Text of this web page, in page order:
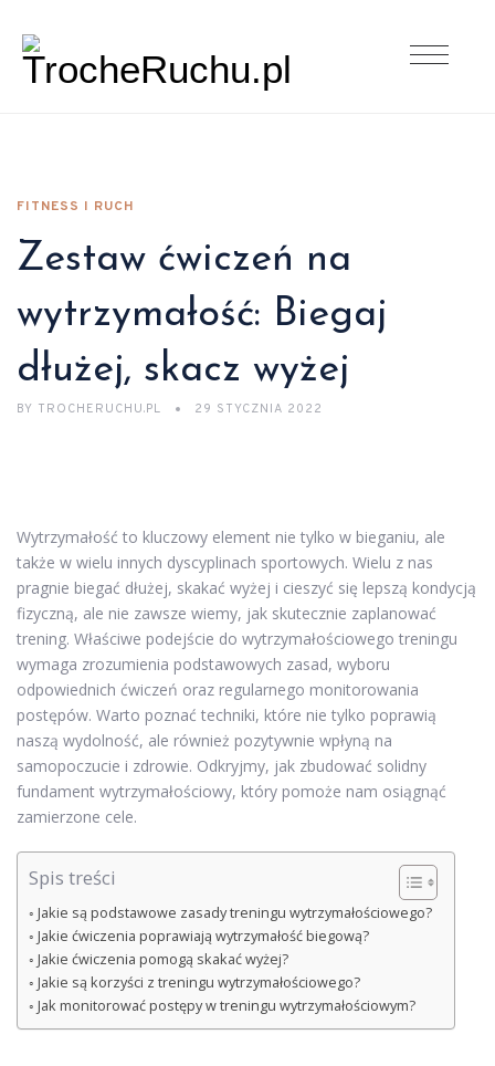
FITNESS I RUCH
Zestaw ćwiczeń na
wytrzymałość: Biegaj
dłużej, skacz wyżej
BY TROCHERUCHU.PL 29 STYCZNIA 2022
Wytrzymałość to kluczowy element nie tylko w bieganiu, ale
także w wielu innych dyscyplinach sportowych. Wielu z nas
pragnie biegać dłużej, skakać wyżej i cieszyć się lepszą kondycją
fizyczną, ale nie zawsze wiemy, jak skutecznie zaplanować
trening. Właściwe podejście do wytrzymałościowego treningu
wymaga zrozumienia podstawowych zasad, wyboru
odpowiednich ćwiczeń oraz regularnego monitorowania
postępów. Warto poznać techniki, które nie tylko poprawią
naszą wydolność, ale również pozytywnie wpłyną na
samopoczucie i zdrowie. Odkryjmy, jak zbudować solidny
fundament wytrzymałościowy, który pomoże nam osiągnąć
zamierzone cele.
Spis treści
Jakie są podstawowe zasady treningu wytrzymałościowego?
Jakie ćwiczenia poprawiają wytrzymałość biegową?
Jakie ćwiczenia pomogą skakać wyżej?
Jakie są korzyści z treningu wytrzymałościowego?
Jak monitorować postępy w treningu wytrzymałościowym?